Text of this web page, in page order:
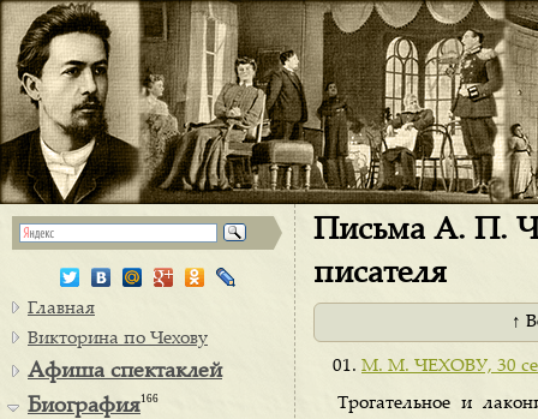
Письма А. П.
писателя
↑
М. М. ЧЕХОВУ, 30
Трогательное и
Главная
Викторина по Чехову
Афиша спектаклей
Биография166